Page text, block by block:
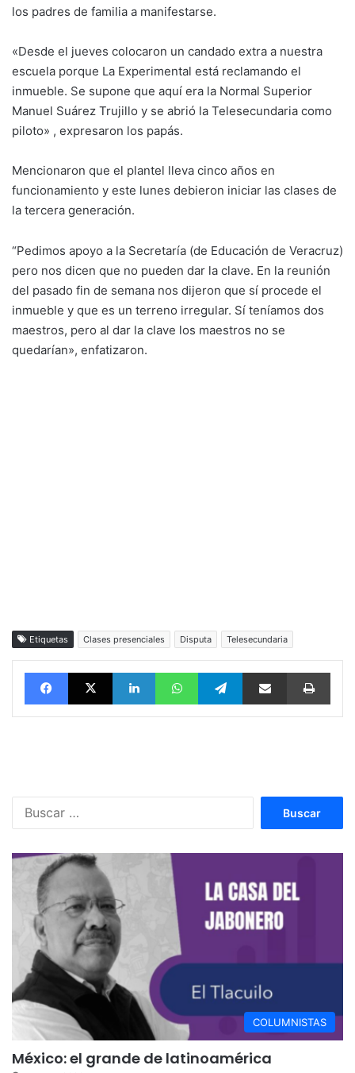
los padres de familia a manifestarse.
«Desde el jueves colocaron un candado extra a nuestra
escuela porque La Experimental está reclamando el
inmueble. Se supone que aquí era la Normal Superior
Manuel Suárez Trujillo y se abrió la Telesecundaria como
piloto» , expresaron los papás.
Mencionaron que el plantel lleva cinco años en
funcionamiento y este lunes debieron iniciar las clases de
la tercera generación.
“Pedimos apoyo a la Secretaría (de Educación de Veracruz)
pero nos dicen que no pueden dar la clave. En la reunión
del pasado fin de semana nos dijeron que sí procede el
inmueble y que es un terreno irregular. Sí teníamos dos
maestros, pero al dar la clave los maestros no se
quedarían», enfatizaron.
Etiquetas Clases presenciales Disputa Telesecundaria
FacebookX LinkedInWhatsAppTelegramvía email
COLUMNISTAS
México: el grande de latinoamérica